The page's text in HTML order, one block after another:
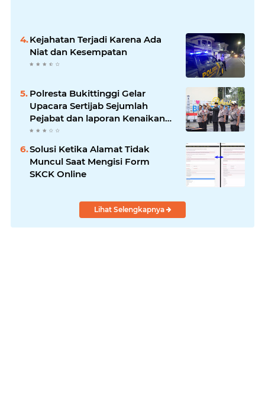
Kejahatan Terjadi Karena Ada
Niat dan Kesempatan
Polresta Bukittinggi Gelar
Upacara Sertijab Sejumlah
Pejabat dan laporan Kenaikan
Pangkat Pengabdian
Solusi Ketika Alamat Tidak
Muncul Saat Mengisi Form
SKCK Online
Lihat Selengkapnya